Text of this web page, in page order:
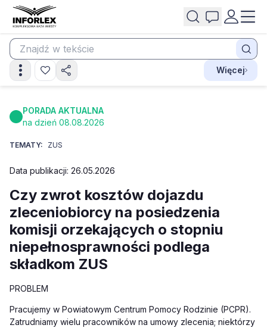
Więcej
PORADA AKTUALNA
na dzień 08.08.2026
TEMATY: ZUS
Data publikacji: 26.05.2026
Czy zwrot kosztów dojazdu
zleceniobiorcy na posiedzenia
komisji orzekających o stopniu
niepełnosprawności podlega
składkom ZUS
PROBLEM
Pracujemy w Powiatowym Centrum Pomocy Rodzinie (PCPR).
Zatrudniamy wielu pracowników na umowy zlecenia; niektórzy